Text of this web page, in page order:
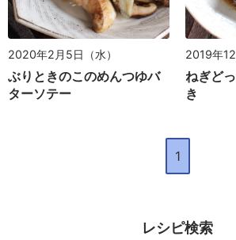
2020年2月5日（水）
ぶりときのこのめんつゆバ
ターソテー
2019年12
ねぎど
き
1
レシピ検索